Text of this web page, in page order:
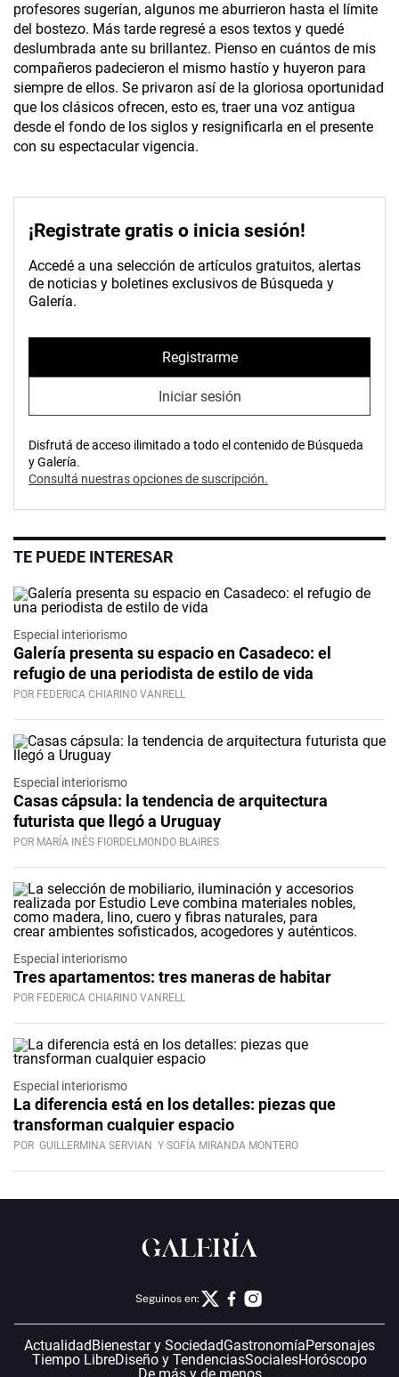
profesores sugerían, algunos me aburrieron hasta el límite
del bostezo. Más tarde regresé a esos textos y quedé
deslumbrada ante su brillantez. Pienso en cuántos de mis
compañeros padecieron el mismo hastío y huyeron para
siempre de ellos. Se privaron así de la gloriosa oportunidad
que los clásicos ofrecen, esto es, traer una voz antigua
desde el fondo de los siglos y resignificarla en el presente
con su espectacular vigencia.
¡Registrate gratis o inicia sesión!
Accedé a una selección de artículos gratuitos, alertas
de noticias y boletines exclusivos de Búsqueda y
Galería.
Registrarme
Iniciar sesión
Disfrutá de acceso ilimitado a todo el contenido de Búsqueda
y Galería.
Consultá nuestras opciones de suscripción.
TE PUEDE INTERESAR
Especial interiorismo
Galería presenta su espacio en Casadeco: el
refugio de una periodista de estilo de vida
POR FEDERICA CHIARINO VANRELL
Especial interiorismo
Casas cápsula: la tendencia de arquitectura
futurista que llegó a Uruguay
POR MARÍA INÉS FIORDELMONDO BLAIRES
Especial interiorismo
Tres apartamentos: tres maneras de habitar
POR FEDERICA CHIARINO VANRELL
Especial interiorismo
La diferencia está en los detalles: piezas que
transforman cualquier espacio
POR GUILLERMINA SERVIAN Y SOFÍA MIRANDA MONTERO
Seguinos en:
Actualidad Bienestar y SociedadGastronomíaPersonajes
Tiempo LibreDiseño y TendenciasSocialesHoróscopo